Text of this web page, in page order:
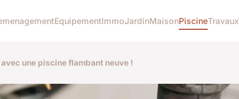
EquipementImmoJardinMaisonPiscineTravaux
une piscine flambant neuve !